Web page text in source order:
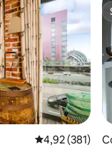
4,92 de uma
4,92 (381)